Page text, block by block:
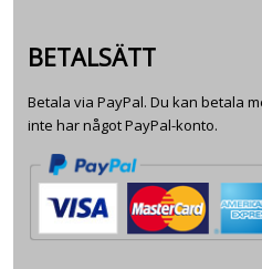
BETALSÄTT
Betala via PayPal. Du kan betala
inte har något PayPal-konto.